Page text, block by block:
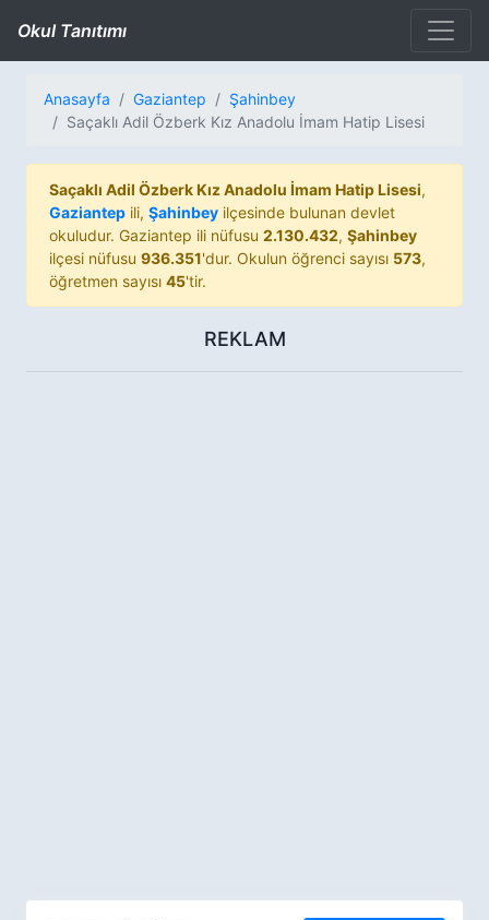
Okul Tanıtımı
Anasayfa Gaziantep
Şahinbey
Saçaklı Adil Özberk Kız Anadolu İmam Hatip Lisesi
Saçaklı Adil Özberk Kız Anadolu İmam Hatip Lisesi,
Gaziantep ili, Şahinbey ilçesinde bulunan devlet
okuludur. Gaziantep ili nüfusu 2.130.432, Şahinbey
ilçesi nüfusu 936.351'dur. Okulun öğrenci sayısı 573,
öğretmen sayısı 45'tir.
REKLAM